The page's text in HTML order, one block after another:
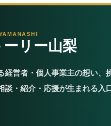
ーリー山梨
経営者・個人事業主の想い、
談・紹介・応援が生まれる入